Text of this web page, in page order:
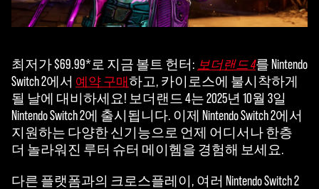
최저가 $69.99*로 지금 볼트 헌터: 보더랜드 4를 Nintendo
Switch 2에서 예약 구매 하고, 카이로스에 불시착하게
될 날에 대비하세요! 보더랜드 4는 2025년 10월 3일
Nintendo Switch 2에 출시됩니다. 이제 Nintendo Switch 2에서
지원하는 다양한 신기능으로 언제 어디서나 한층
더 놀라워진 루터 슈터 메이헴을 경험해 보세요.
다른 플랫폼과의 크로스플레이, 여러 Nintendo Switch 2